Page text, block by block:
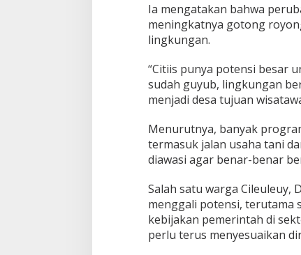
Ia mengatakan bahwa
meningkatnya gotong
lingkungan.
“Citiis punya potensi besar
sudah guyub, lingkungan
menjadi desa tujuan
Menurutnya, banyak
termasuk jalan usaha tani
diawasi agar benar-benar
Salah satu warga Cileuleuy,
menggali potensi, terutama
kebijakan pemerintah di
perlu terus menyesuaikan